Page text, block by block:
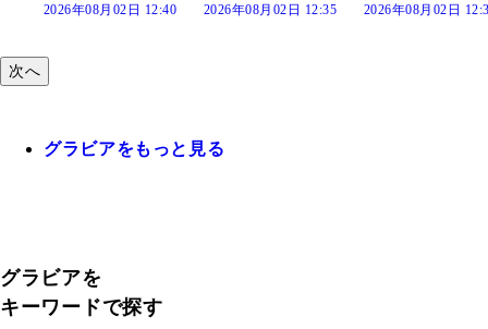
日 12:40 2026年08月02日 12:35 2026年08月02日 12:30 2026年08月
次へ
グラビアをもっと見る
グラビアを
キーワードで探す